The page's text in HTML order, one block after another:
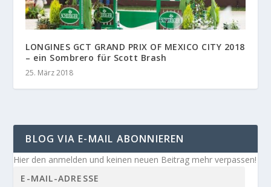
LONGINES GCT GRAND PRIX OF MEXICO CITY 2018
– ein Sombrero für Scott Brash
25. März 2018
BLOG VIA E-MAIL ABONNIEREN
Hier den anmelden und keinen neuen Beitrag mehr verpassen!